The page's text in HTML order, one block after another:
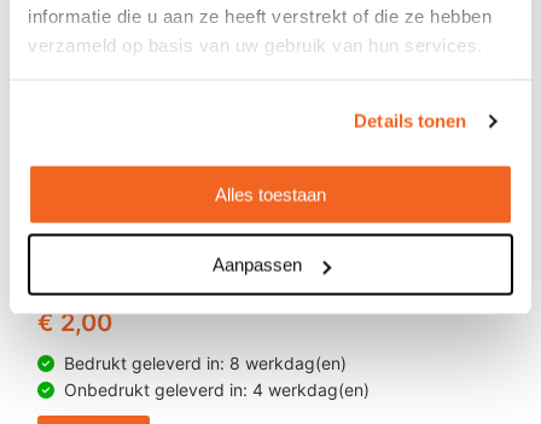
informatie die u aan ze heeft verstrekt of die ze hebben
verzameld op basis van uw gebruik van hun services.
Details tonen
Alles toestaan
Aanpassen
Pennenbakje Houder Firdex
€ 2,00
Bedrukt geleverd in: 8 werkdag(en)
Onbedrukt geleverd in: 4 werkdag(en)